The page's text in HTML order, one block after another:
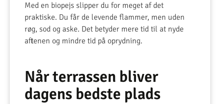
Med en biopejs slipper du for meget af det
praktiske. Du får de levende flammer, men uden
røg, sod og aske. Det betyder mere tid til at nyde
aftenen og mindre tid på oprydning.
Når terrassen bliver
dagens bedste plads